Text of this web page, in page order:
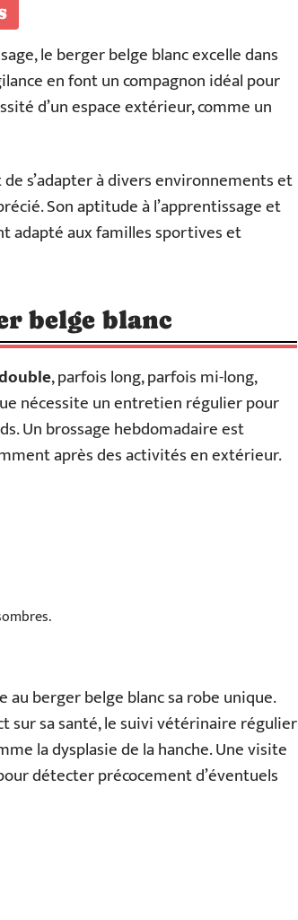
le berger belge blanc excelle dans
en font un compagnon idéal pour
d’un espace extérieur, comme un
s’adapter à divers environnements et
Son aptitude à l’apprentissage et
adapté aux familles sportives et
belge blanc
, parfois long, parfois mi-long,
nécessite un entretien régulier pour
Un brossage hebdomadaire est
après des activités en extérieur.
au berger belge blanc sa robe unique.
sur sa santé, le suivi vétérinaire régulier
la dysplasie de la hanche. Une visite
détecter précocement d’éventuels